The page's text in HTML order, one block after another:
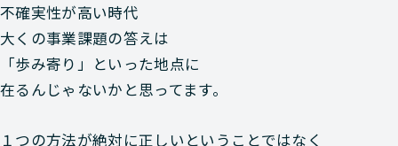
不確実性が高い時代
大くの事業課題の答えは
「歩み寄り」といった地点に
在るんじゃないかと思ってます。
１つの方法が絶対に正しいということではなく